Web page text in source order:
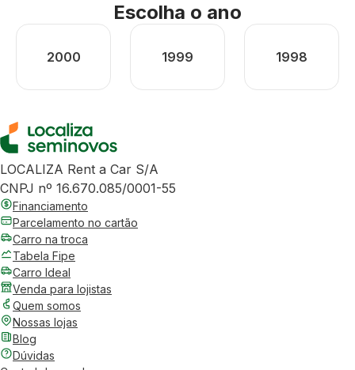
Escolha o ano
2000 1999 1998
LOCALIZA Rent a Car S/A
CNPJ nº 16.670.085/0001-55
Financiamento
Parcelamento no cartão
Carro na troca
Tabela Fipe
Carro Ideal
Venda para lojistas
Quem somos
Nossas lojas
Blog
Dúvidas